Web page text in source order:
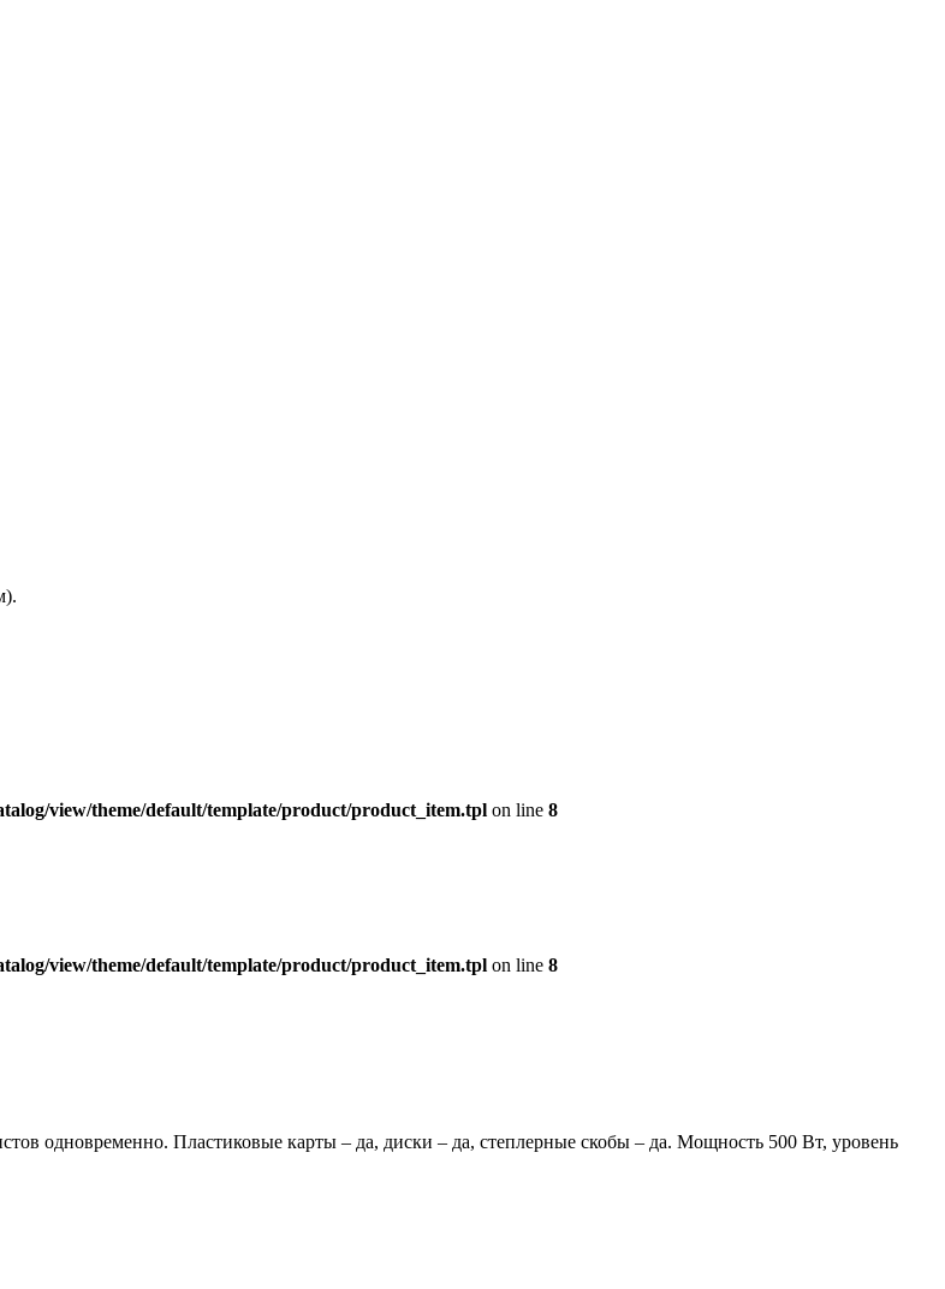
view/theme/default/template/product/product_item.tpl on line 8
view/theme/default/template/product/product_item.tpl on line 8
одновременно. Пластиковые карты – да, диски – да, степлерные скобы – да. Мощность 500 Вт, уровень